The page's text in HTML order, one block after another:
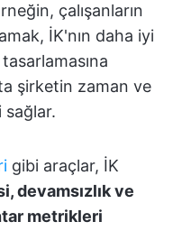
çalışanların
İK'nın daha iyi
tasarlamasına
şirketin zaman ve
gibi araçlar, İK
devamsızlık ve
metrikleri